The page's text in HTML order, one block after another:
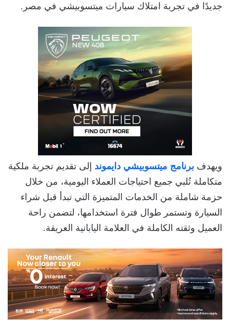
جديدًا في تجربة امتلاك سيارات ميتسوبيشي في مصر.
ويهدف برنامج ميتسوبيشي دايموند إلى تقديم تجربة ملكية
متكاملة تُلبي جميع احتياجات العملاء اليومية، من خلال
حزمة شاملة من الخدمات المتميزة التي تبدأ قبل شراء
السيارة وتستمر طوال فترة استخدامها، لتضمن راحة
العميل وثقته الكاملة في العلامة اليابانية العريقة.